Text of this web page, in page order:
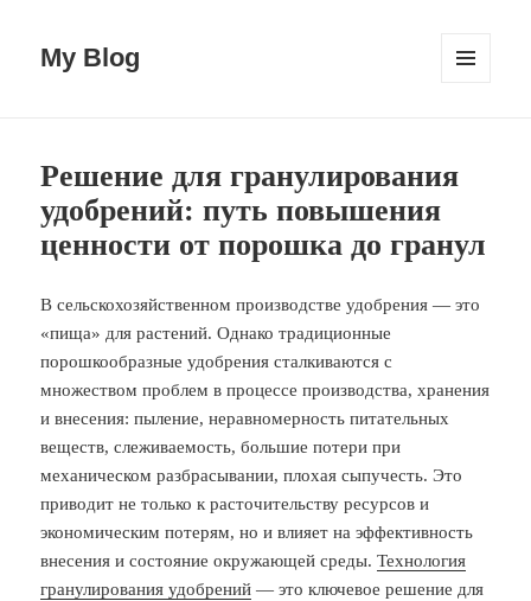
My Blog
Решение для гранулирования
удобрений: путь повышения
ценности от порошка до гранул
В сельскохозяйственном производстве удобрения — это
«пища» для растений. Однако традиционные
порошкообразные удобрения сталкиваются с
множеством проблем в процессе производства, хранения
и внесения: пыление, неравномерность питательных
веществ, слеживаемость, большие потери при
механическом разбрасывании, плохая сыпучесть. Это
приводит не только к расточительству ресурсов и
экономическим потерям, но и влияет на эффективность
внесения и состояние окружающей среды.Технология
гранулирования удобрений — это ключевое решение для